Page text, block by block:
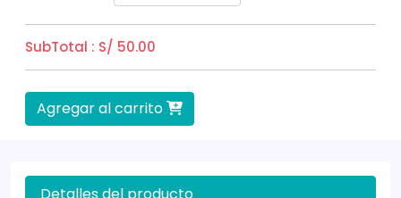
SubTotal : S/ 50.00
Agregar al carrito